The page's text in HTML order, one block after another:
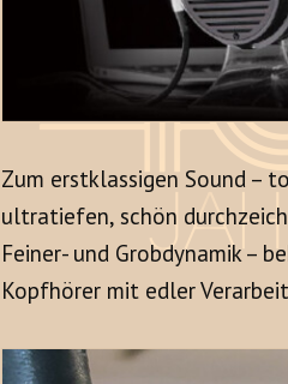
Zum erstklassigen Sound –
ultratiefen, schön
Feiner- und Grobdynamik –
Kopfhörer mit edler